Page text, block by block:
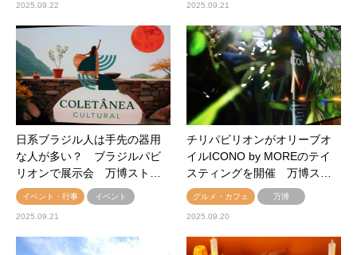
2025.09.22 2025.09.21
日系ブラジル人は手先の器用
な人が多い？ ブラジルパビ
リオンで展示会 万博スト…
イベント・行事 イベント
2025.09.21
チリパビリオンがオリーブオ
イルICONO by MOREのテイ
スティングを開催 万博ス…
グルメ・カフェ 万博
2025.09.20